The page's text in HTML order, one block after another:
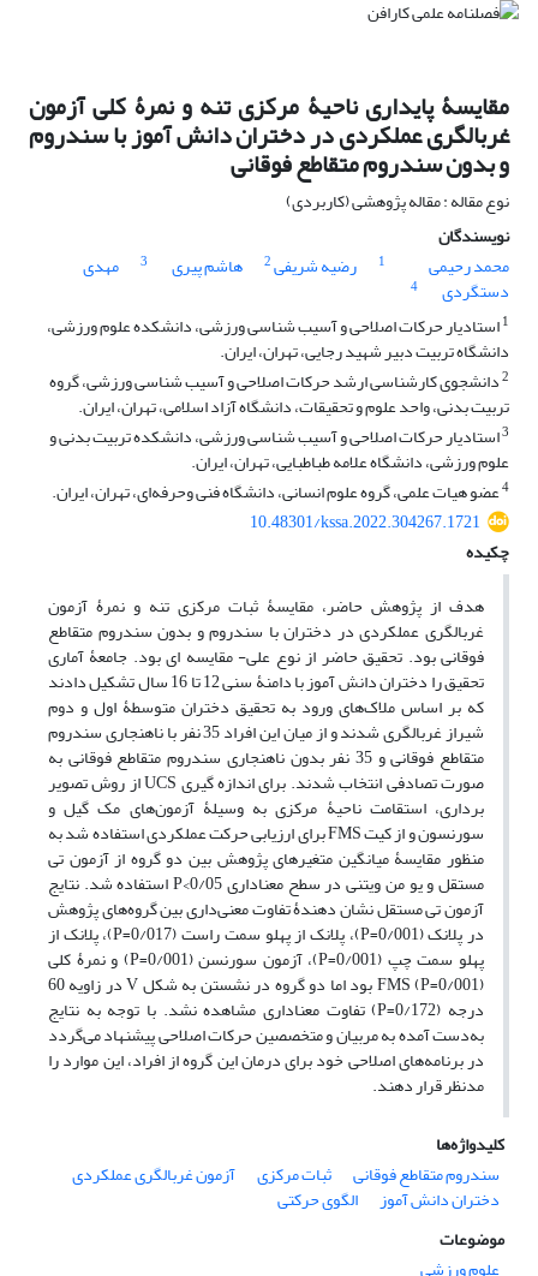
مقایسۀ پایداری ناحیۀ مرکزی تنه و نمرۀ کلی آزمون
غربالگری عملکردی در دختران دانش آموز با سندروم
و بدون سندروم متقاطع فوقانی
نوع مقاله : مقاله پژوهشی (کاربردی)
نویسندگان
محمد رحیمی
1 رضیه شریفی2 هاشم پیری 3 مهدی
دستگردی
4
1استادیار حرکات اصلاحی و آسیب شناسی ورزشی، دانشکده علوم ورزشی،
دانشگاه تربیت دبیر شهید رجایی، تهران، ایران.
2دانشجوی کارشناسی ارشد حرکات اصلاحی و آسیب شناسی ورزشی، گروه
تربیت بدنی، واحد علوم و تحقیقات، دانشگاه آزاد اسلامی، تهران، ایران.
3استادیار حرکات اصلاحی و آسیب شناسی ورزشی، دانشکده تربیت بدنی و
علوم ورزشی، دانشگاه علامه طباطبایی، تهران، ایران.
4عضو هیات علمی، گروه علوم انسانی، دانشگاه فنی وحرفه‌ای، تهران، ایران.
10.48301/kssa.2022.304267.1721
چکیده
هدف از پژوهش حاضر، مقایسۀ ثبات مرکزی تنه و نمرۀ آزمون
غربالگری عملکردی در دختران با سندروم و بدون سندروم متقاطع
فوقانی بود. تحقیق حاضر از نوع علی- مقایسه ای بود. جامعۀ آماری
تحقیق را دختران دانش آموز با دامنۀ سنی 12 تا 16 سال تشکیل دادند
که بر اساس ملاک‌های ورود به تحقیق دختران متوسطۀ اول و دوم
شیراز غربالگری شدند و از میان این افراد 35 نفر با ناهنجاری سندروم
متقاطع فوقانی و 35 نفر بدون ناهنجاری سندروم متقاطع فوقانی به
صورت تصادفی انتخاب شدند. برای اندازه گیری UCS از روش تصویر
برداری، استقامت ناحیۀ مرکزی به وسیلۀ آزمون‌های مک گیل و
سورنسون و از کیت FMS برای ارزیابی حرکت عملکردی استفاده شد به­‌
منظور مقایسۀ میانگین متغیرهای پژوهش بین دو گروه از آزمون تی
مستقل و یو من ویتنی در سطح معناداری 0/05>P استفاده شد. نتایج
آزمون تی مستقل نشان دهندۀ تفاوت معنی‌داری بین گروه‌های پژوهش
در پلانک (0/001=P)، پلانک از پهلو سمت راست (0/017=P)، پلانک از
پهلو سمت چپ (0/001=P)، آزمون سورنسن (0/001=P) و نمرۀ کلی
FMS (P=0/001) بود اما دو گروه در نشستن به شکل V در زاویه 60
درجه (0/172=P) تفاوت معناداری مشاهده نشد. با توجه به نتایج
به‌دست آمده به مربیان و متخصصین حرکات اصلاحی پیشنهاد می‌گردد
در برنامه‌های اصلاحی خود برای درمان این گروه از افراد، این موارد را
مدنظر قرار دهند.
کلیدواژه‌ها
سندروم متقاطع فوقانی
ثبات مرکزی آزمون غربالگری عملکردی
دختران دانش آموز
الگوی حرکتی
موضوعات